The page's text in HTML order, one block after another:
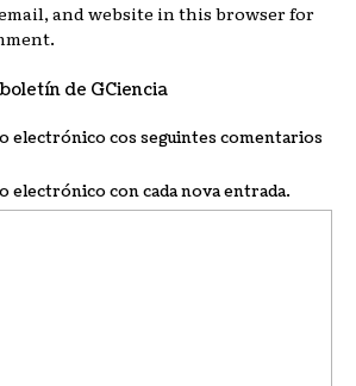
email, and website in this browser for
de GCiencia
electrónico cos seguintes comentarios
electrónico con cada nova entrada.